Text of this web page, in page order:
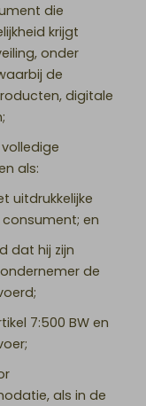
die
krijgt
onder
de
digitale
als:
en
hij zijn
de
7:500 BW en
als in de